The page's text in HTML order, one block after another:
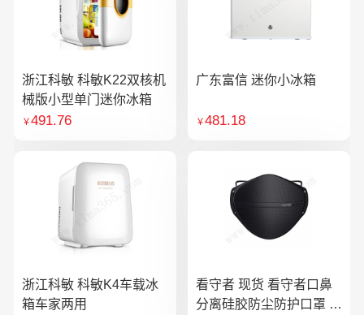
浙江科敏 科敏K22双核机
械版小型单门迷你冰箱
￥491.76
广东富信 迷你小冰箱
￥481.18
浙江科敏 科敏K4车载冰
箱车家两用
看守者 现货 看守者口鼻
分离硅胶防尘防护口罩 1